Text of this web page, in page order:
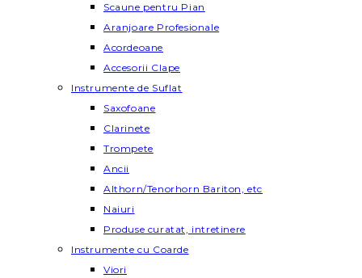
Scaune pentru Pian
Aranjoare Profesionale
Acordeoane
Accesorii Clape
Instrumente de Suflat
Saxofoane
Clarinete
Trompete
Ancii
Althorn/Tenorhorn Bariton, etc
Naiuri
Produse curatat, intretinere
Instrumente cu Coarde
Viori